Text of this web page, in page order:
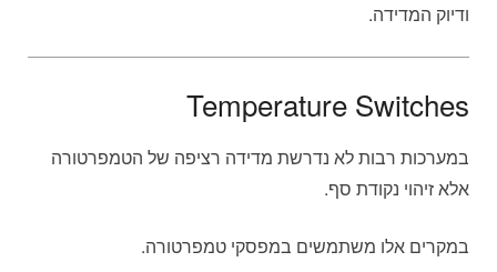
ודיוק המדידה.
Temperature Switches
במערכות רבות לא נדרשת מדידה רציפה של הטמפרטורה
אלא זיהוי נקודת סף.
במקרים אלו משתמשים במפסקי טמפרטורה.